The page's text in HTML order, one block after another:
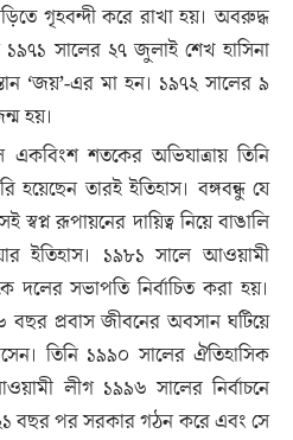
গৃহবন্দী করে রাখা হয়। অবরুদ্ধ
১৯৭১ সালের ২৭ জুলাই শেখ হাসিনা
‘জয়’-এর মা হন। ১৯৭২ সালের ৯
হয়।
একবিংশ শতকের অভিযাত্রায় তিনি
হয়েছেন তারই ইতিহাস। বঙ্গবন্ধু যে
স্বপ্ন রূপায়নের দায়িত্ব নিয়ে বাঙালি
ইতিহাস। ১৯৮১ সালে আওয়ামী
দলের সভাপতি নির্বাচিত করা হয়।
প্রবাস জীবনের অবসান ঘটিয়ে
তিনি ১৯৯০ সালের ঐতিহাসিক
লীগ ১৯৯৬ সালের নির্বাচনে
২১ বছর পর সরকার গঠন করে এবং সে